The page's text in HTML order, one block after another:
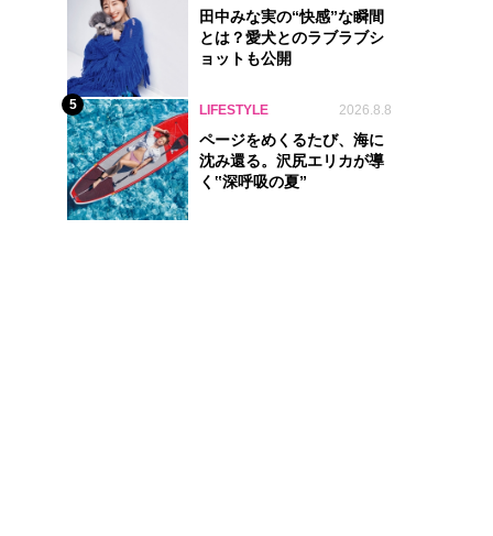
田中みな実の“快感”な瞬間
とは？愛犬とのラブラブシ
ョットも公開
5 LIFESTYLE 2026.8.8
ページをめくるたび、海に
沈み還る。沢尻エリカが導
く‟深呼吸の夏”